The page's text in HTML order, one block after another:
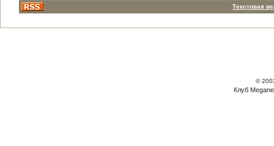
Текстовая
©
Клуб